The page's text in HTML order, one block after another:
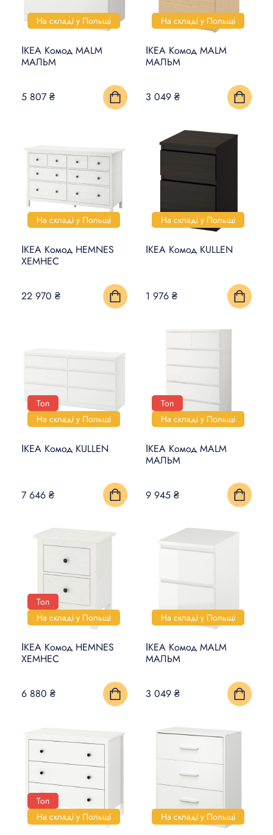
На складі у Польщі
ІКЕА Комод MALM
МАЛЬМ
5 807 ₴
На складі у Польщі
ІКЕА Комод MALM
МАЛЬМ
3 049 ₴
На складі у Польщі
ІКЕА Комод HEMNES
ХЕМНЕС
22 970 ₴
На складі у Польщі
ІКЕА Комод KULLEN
1 976 ₴
Топ
На складі у Польщі
ІКЕА Комод KULLEN
7 646 ₴
Топ
На складі у Польщі
ІКЕА Комод MALM
МАЛЬМ
9 945 ₴
Топ
На складі у Польщі
ІКЕА Комод HEMNES
ХЕМНЕС
6 880 ₴
На складі у Польщі
ІКЕА Комод MALM
МАЛЬМ
3 049 ₴
Топ
На складі у Польщі
На складі у Польщі